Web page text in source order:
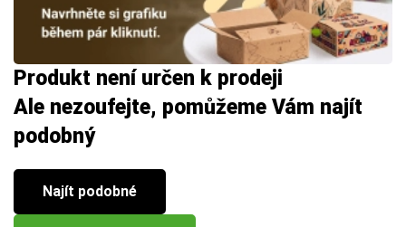
Produkt není určen k prodeji
Ale nezoufejte, pomůžeme Vám najít
podobný
Najít podobné